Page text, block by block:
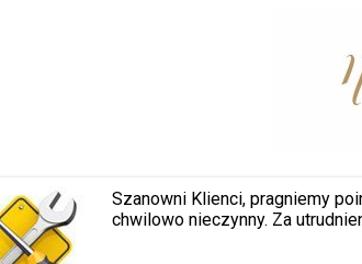
Szanowni Klienci, pragniemy
chwilowo nieczynny. Za